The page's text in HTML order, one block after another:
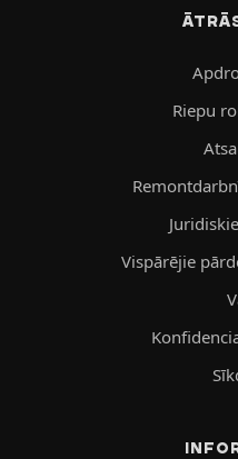
Riepu
Vispārējie